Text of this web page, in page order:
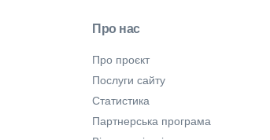
Про нас
Про проєкт
Послуги сайту
Статистика
Партнерська програма